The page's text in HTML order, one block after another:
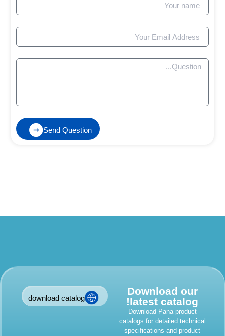
Send Question
Download our
latest catalog!
Download Pana product
catalogs for detailed
specifications and product
download catalog